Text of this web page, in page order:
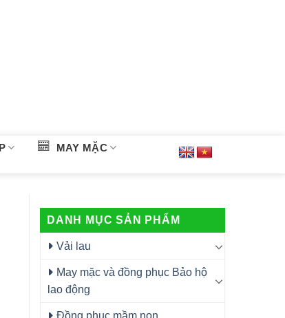
MAY MẶC
DANH MỤC SẢN PHẨM
Vải lau
May mặc và đồng phục Bảo hộ
lao động
Đồng phục mầm non